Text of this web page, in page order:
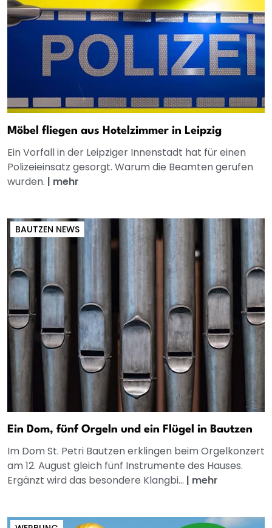
Möbel fliegen aus Hotelzimmer in Leipzig
Ein Vorfall in der Leipziger Innenstadt hat für einen
Polizeieinsatz gesorgt. Warum die Beamten gerufen
wurden. | mehr
BAUTZEN NEWS
Ein Dom, fünf Orgeln und ein Flügel in Bautzen
Im Dom St. Petri Bautzen erklingen beim Orgelkonzert
am 12. August gleich fünf Instrumente des Hauses.
Ergänzt wird das besondere Klangbi... | mehr